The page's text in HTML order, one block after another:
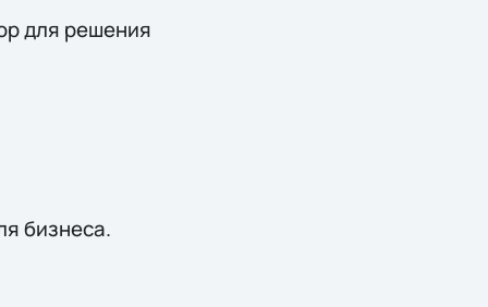
для решения
бизнеса.